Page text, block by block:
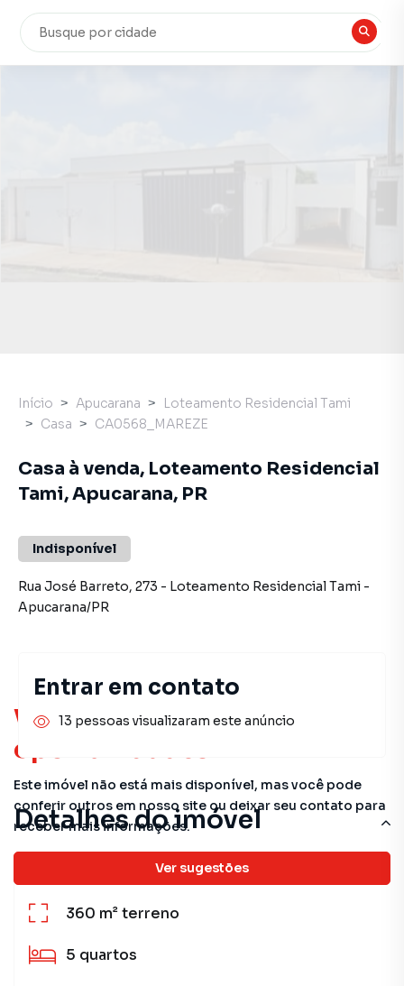
Você pode encontrar novas
oportunidades!
Este imóvel não está mais disponível, mas você pode
conferir outros em nosso site ou deixar seu contato para
receber mais informações.
Ver sugestões
Detalhes do imóvel
360 m²terreno
5 quartos
Início Apucarana
Loteamento Residencial Tami
Casa
CA0568_MAREZE
Casa à venda, Loteamento Residencial
Tami, Apucarana, PR
Indisponível
Rua José Barreto, 273 - Loteamento Residencial Tami -
Apucarana/PR
Entrar em contato
13 pessoas visualizaram este anúncio